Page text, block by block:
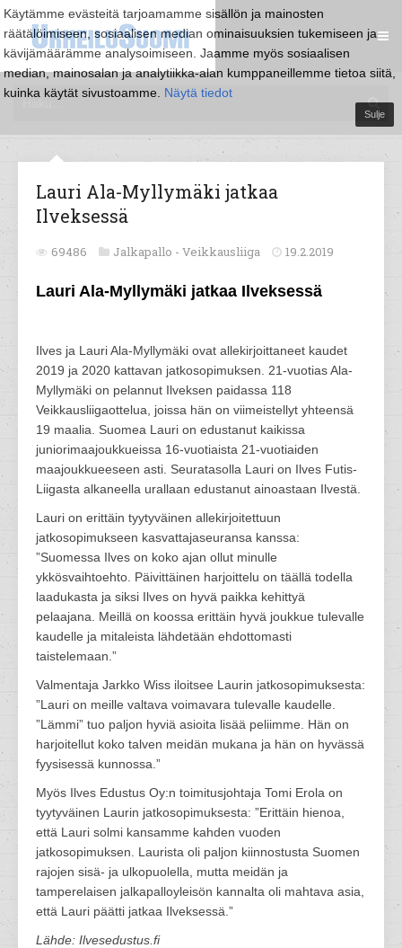
Käytämme evästeitä tarjoamamme sisällön ja mainosten
räätälöimiseen, sosiaalisen median ominaisuuksien tukemiseen ja
kävijämäärämme analysoimiseen. Jaamme myös sosiaalisen
median, mainosalan ja analytiikka-alan kumppaneillemme tietoa siitä,
kuinka käytät sivustoamme. Näytä tiedot
Sulje
Lauri Ala-Myllymäki jatkaa
Ilveksessä
69486 Jalkapallo - Veikkausliiga 19.2.2019
Lauri Ala-Myllymäki jatkaa Ilveksessä
Ilves ja Lauri Ala-Myllymäki ovat allekirjoittaneet kaudet
2019 ja 2020 kattavan jatkosopimuksen. 21-vuotias Ala-
Myllymäki on pelannut Ilveksen paidassa 118
Veikkausliigaottelua, joissa hän on viimeistellyt yhteensä
19 maalia. Suomea Lauri on edustanut kaikissa
juniorimaajoukkueissa 16-vuotiaista 21-vuotiaiden
maajoukkueeseen asti. Seuratasolla Lauri on Ilves Futis-
Liigasta alkaneella urallaan edustanut ainoastaan Ilvestä.
Lauri on erittäin tyytyväinen allekirjoitettuun
jatkosopimukseen kasvattajaseuransa kanssa:
”Suomessa Ilves on koko ajan ollut minulle
ykkösvaihtoehto. Päivittäinen harjoittelu on täällä todella
laadukasta ja siksi Ilves on hyvä paikka kehittyä
pelaajana. Meillä on koossa erittäin hyvä joukkue tulevalle
kaudelle ja mitaleista lähdetään ehdottomasti
taistelemaan.”
Valmentaja Jarkko Wiss iloitsee Laurin jatkosopimuksesta:
”Lauri on meille valtava voimavara tulevalle kaudelle.
”Lämmi” tuo paljon hyviä asioita lisää peliimme. Hän on
harjoitellut koko talven meidän mukana ja hän on hyvässä
fyysisessä kunnossa.”
Myös Ilves Edustus Oy:n toimitusjohtaja Tomi Erola on
tyytyväinen Laurin jatkosopimuksesta: ”Erittäin hienoa,
että Lauri solmi kansamme kahden vuoden
jatkosopimuksen. Laurista oli paljon kiinnostusta Suomen
rajojen sisä- ja ulkopuolella, mutta meidän ja
tamperelaisen jalkapalloyleisön kannalta oli mahtava asia,
että Lauri päätti jatkaa Ilveksessä.”
Lähde: Ilvesedustus.fi